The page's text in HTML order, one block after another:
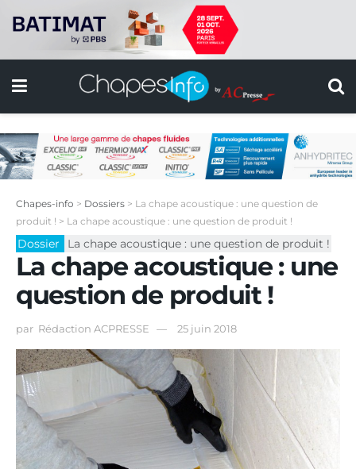
Chapes-info > Dossiers > La chape acoustique : une question de
produit ! > La chape acoustique : une question de produit !
Dossier La chape acoustique : une question de produit !
La chape acoustique : une
question de produit !
par Rédaction ACPRESSE 25 juin 2018